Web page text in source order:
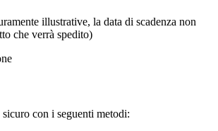
illustrative, la data di scadenza non
che verrà spedito)
con i seguenti metodi: